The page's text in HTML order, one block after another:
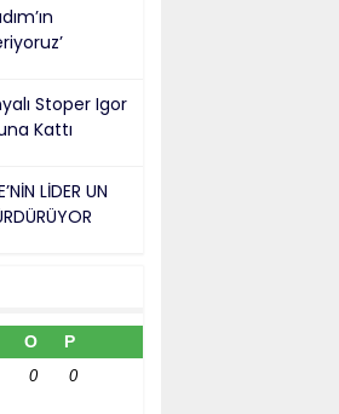
Stoper Igor
Kattı
LİDER UN
O P
0 0